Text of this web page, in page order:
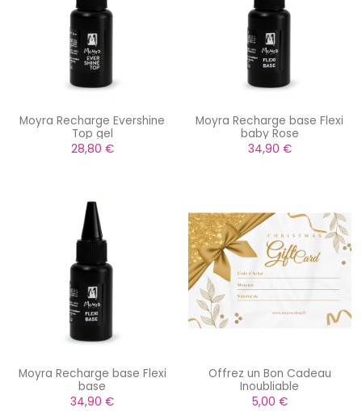
Moyra Recharge Evershine
Top gel
28,80 €
Moyra Recharge base Flexi
baby Rose
34,90 €
Moyra Recharge base Flexi
base
34,90 €
Offrez un Bon Cadeau
Inoubliable
5,00 €